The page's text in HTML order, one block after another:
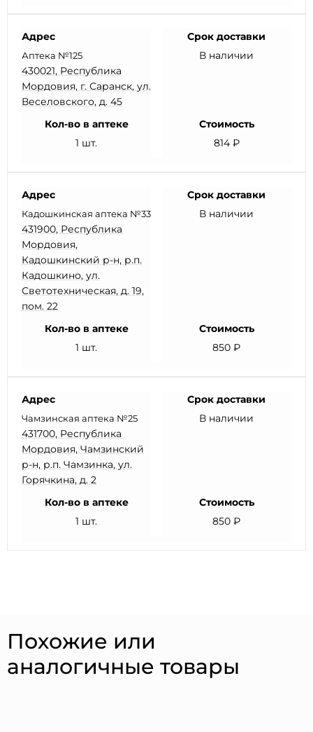
Адрес
Аптека №125
430021, Республика
Мордовия, г. Саранск, ул.
Веселовского, д. 45
Срок доставки
В наличии
Кол-во в аптеке
1 шт.
Стоимость
814 ₽
Адрес
Кадошкинская аптека №33
431900, Республика
Мордовия,
Кадошкинский р-н, р.п.
Кадошкино, ул.
Светотехническая, д. 19,
пом. 22
Срок доставки
В наличии
Кол-во в аптеке
1 шт.
Стоимость
850 ₽
Адрес
Чамзинская аптека №25
431700, Республика
Мордовия, Чамзинский
р-н, р.п. Чамзинка, ул.
Горячкина, д. 2
Срок доставки
В наличии
Кол-во в аптеке
1 шт.
Стоимость
850 ₽
Похожие или
аналогичные товары